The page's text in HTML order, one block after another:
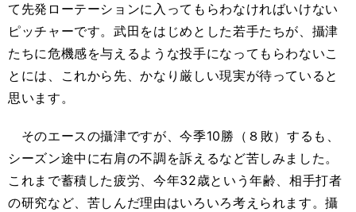
て先発ローテーションに入ってもらわなければいけない
ピッチャーです。武田をはじめとした若手たちが、攝津
たちに危機感を与えるような投手になってもらわないこ
とには、これから先、かなり厳しい現実が待っていると
思います。
そのエースの攝津ですが、今季10勝（８敗）するも、
シーズン途中に右肩の不調を訴えるなど苦しみました。
これまで蓄積した疲労、今年32歳という年齢、相手打者
の研究など、苦しんだ理由はいろいろ考えられます。攝